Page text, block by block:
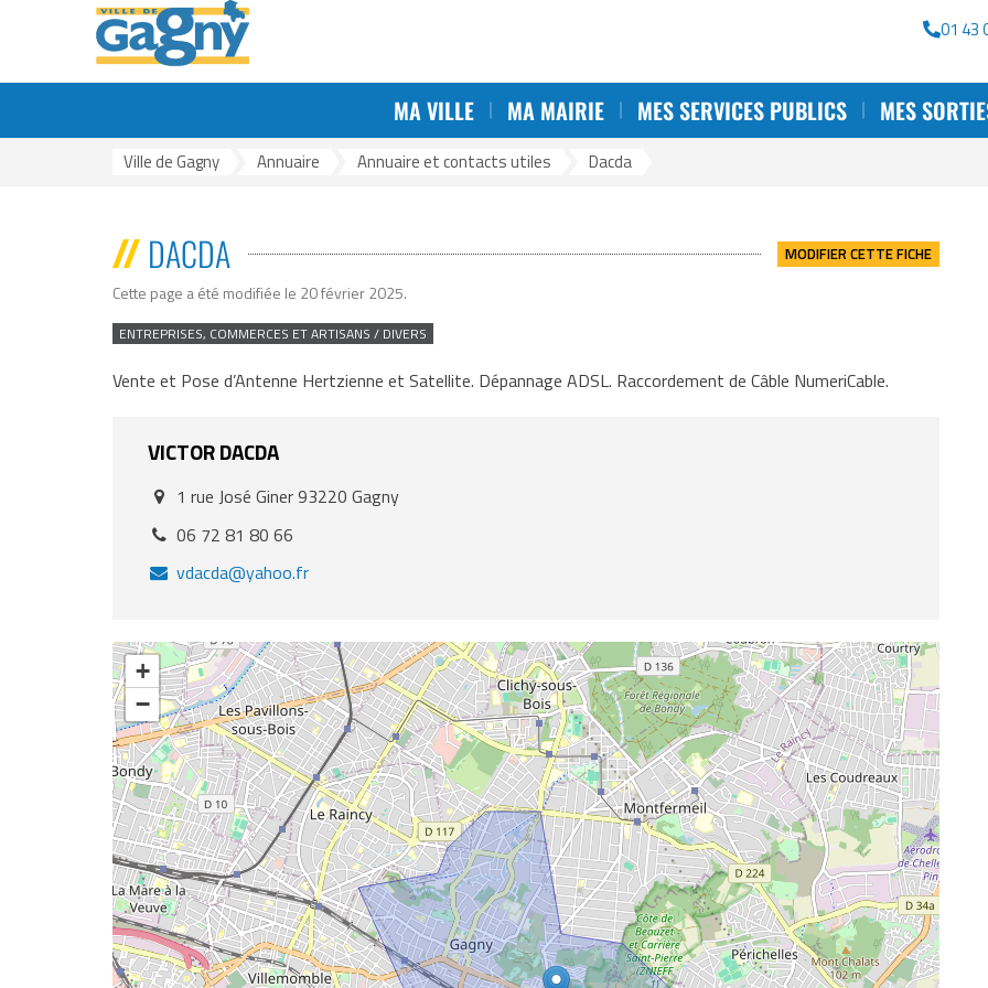
Gestion des traceursAller au menu Aller au contenu
01 43
MA VILLE MA MAIRIE MES SERVICES PUBLICS MES
Ville de Gagny Annuaire Annuaire et contacts utiles Dacda
DACDA MODIFIER CETTE FICHE
Cette page a été modifiée le 20 février 2025.
ENTREPRISES, COMMERCES ET ARTISANS / DIVERS
Vente et Pose d’Antenne Hertzienne et Satellite. Dépannage ADSL. Raccordement de Câble NumeriCable.
VICTORDACDA
Addresse
1 rue José Giner 93220 Gagny
Téléphone
06 72 81 80 66
Email
vdacda@yahoo.fr
+
−